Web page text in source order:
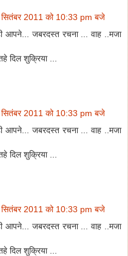
2011 को 10:33 pm बजे
आपने... जबरदस्त रचना ... वाह ..मजा
दिल शुक्रिया ...
2011 को 10:33 pm बजे
आपने... जबरदस्त रचना ... वाह ..मजा
दिल शुक्रिया ...
2011 को 10:33 pm बजे
आपने... जबरदस्त रचना ... वाह ..मजा
दिल शुक्रिया ...